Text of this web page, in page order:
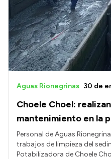
Transparencia
Presupuesto
Boletín Oficial
Compras y licitaciones
Consulta de expedientes
Convocatorias
Intranet
Login
Choele Choel:
mantenimiento en la
Aguas Rionegrinas 30 de
Personal de Aguas
trabajos de limpieza del
Potabilizadora de Choele